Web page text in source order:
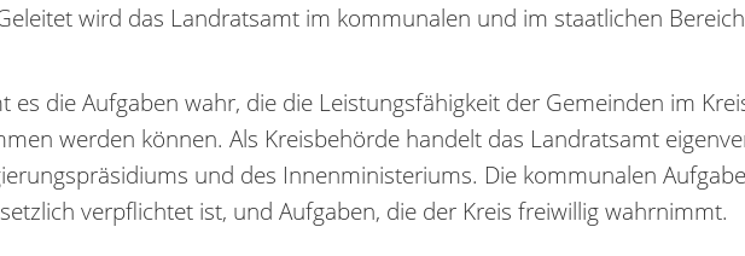
wird das Landratsamt im kommunalen und im staatlichen
es die Aufgaben wahr, die die Leistungsfähigkeit der Gemeinden im
werden können. Als Kreisbehörde handelt das Landratsamt
und des Innenministeriums. Die kommunalen
verpflichtet ist, und Aufgaben, die der Kreis freiwillig wahrnimmt.